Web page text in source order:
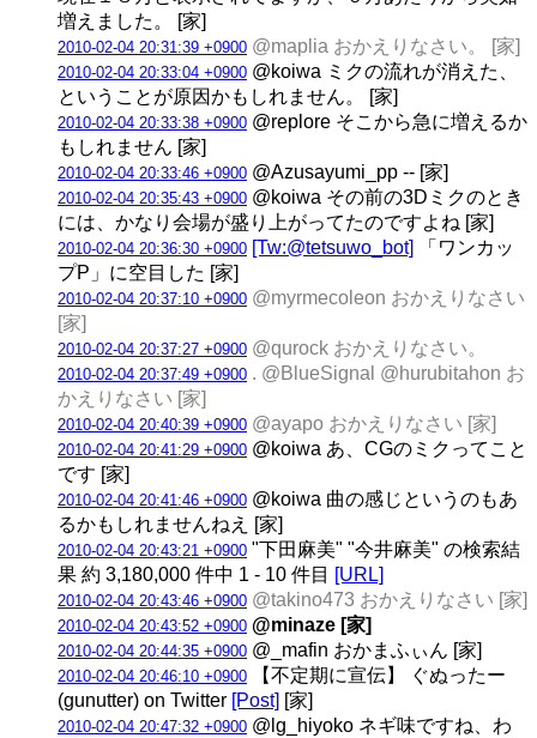
増えました。 [家]
2010-02-04 20:31:39 +0900 @maplia おかえりなさい。 [家]
2010-02-04 20:33:04 +0900 @koiwa ミクの流れが消えた、
ということが原因かもしれません。 [家]
2010-02-04 20:33:38 +0900 @replore そこから急に増えるか
もしれません [家]
2010-02-04 20:33:46 +0900 @Azusayumi_pp -- [家]
2010-02-04 20:35:43 +0900 @koiwa その前の3Dミクのとき
には、かなり会場が盛り上がってたのですよね [家]
2010-02-04 20:36:30 +0900 [Tw:@tetsuwo_bot]
「ワンカッ
プP」に空目した [家]
2010-02-04 20:37:10 +0900 @myrmecoleon おかえりなさい
[家]
2010-02-04 20:37:27 +0900 @qurock おかえりなさい。
2010-02-04 20:37:49 +0900 . @BlueSignal @hurubitahon お
かえりなさい [家]
2010-02-04 20:40:39 +0900 @ayapo おかえりなさい [家]
2010-02-04 20:41:29 +0900 @koiwa あ、CGのミクってこと
です [家]
2010-02-04 20:41:46 +0900 @koiwa 曲の感じというのもあ
るかもしれませんねえ [家]
2010-02-04 20:43:21 +0900 "下田麻美" "今井麻美" の検索結
果 約 3,180,000 件中 1 - 10 件目 [URL]
2010-02-04 20:43:46 +0900 @takino473 おかえりなさい [家]
2010-02-04 20:43:52 +0900 @minaze [家]
2010-02-04 20:44:35 +0900 @_mafin おかまふぃん [家]
2010-02-04 20:46:10 +0900 【不定期に宣伝】 ぐぬったー
(gunutter) on Twitter [Post] [家]
2010-02-04 20:47:32 +0900 @lg_hiyoko ネギ味ですね、わ